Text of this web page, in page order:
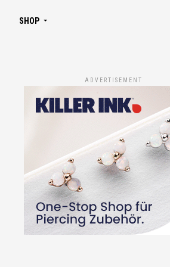
SHOP
ADVERTISEMENT